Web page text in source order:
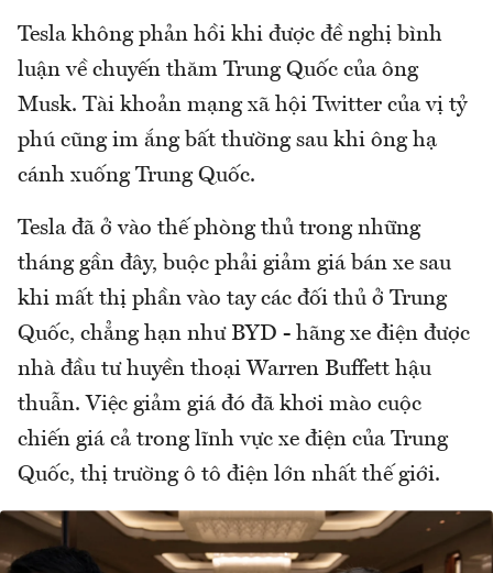
Tesla không phản hồi khi được đề nghị bình
luận về chuyến thăm Trung Quốc của ông
Musk. Tài khoản mạng xã hội Twitter của vị tỷ
phú cũng im ắng bất thường sau khi ông hạ
cánh xuống Trung Quốc.
Tesla đã ở vào thế phòng thủ trong những
tháng gần đây, buộc phải giảm giá bán xe sau
khi mất thị phần vào tay các đối thủ ở Trung
Quốc, chẳng hạn như BYD - hãng xe điện được
nhà đầu tư huyền thoại Warren Buffett hậu
thuẫn. Việc giảm giá đó đã khơi mào cuộc
chiến giá cả trong lĩnh vực xe điện của Trung
Quốc, thị trường ô tô điện lớn nhất thế giới.